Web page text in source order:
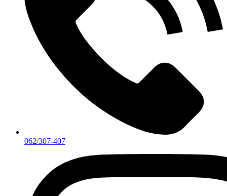
062/307-407